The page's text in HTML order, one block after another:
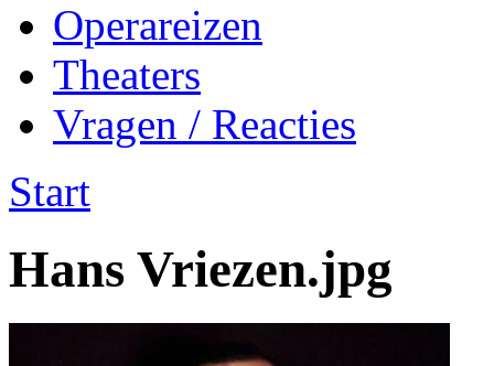
Operareizen
Theaters
Vragen / Reacties
Start
Hans Vriezen.jpg